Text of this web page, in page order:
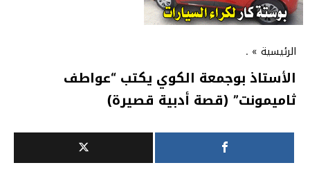
الرئيسية »
.
الأستاذ بوجمعة الكوي يكتب “عواطف
ثاميمونت” (قصة أدبية قصيرة)